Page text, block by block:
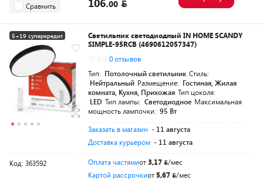
Сравнить 00
5+19 суперкредит
Разумная цена
Светильник светодиодный IN HOME SCANDY
SIMPLE-95RCB (4690612057347)
0 отзывов
Тип: Потолочный светильник Стиль:
Нейтральный Размещение: Гостиная, Жилая
комната, Кухня, Прихожая Тип цоколя:
LED Тип лампы: Светодиодное Максимальная
мощность лампочки: 95 Вт
Заказать в магазин - 11 августа
Доставка курьером - 11 августа
Код: 363592 Оплата частямиот3,17
/мес
Картой рассрочкиот 5,67 /мес